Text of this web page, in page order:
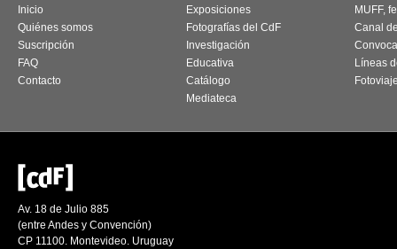
Inicio
Quiénes somos
Suscripción
FAQ
Contacto
Exposiciones
Fotografías del CdF
Investigación
Educativa
Catálogo
Mediateca
MUFF,
Canal
Líneas
Av. 18 de Julio 885
(entre Andes y Convención)
CP 11100. Montevideo. Uruguay